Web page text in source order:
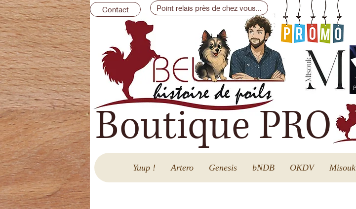
Contact Point relais près de chez vous...
Boutique PRO
Yuup ! Artero Genesis bNDB OKDV Misouk